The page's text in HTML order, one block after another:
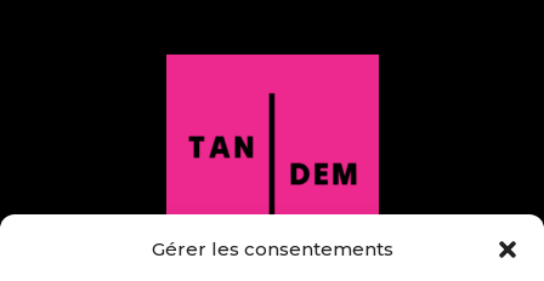
Gérer les consentements